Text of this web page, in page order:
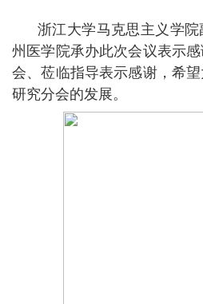
浙江大学马克思主义学
州医学院承办此次会议表示
会、莅临指导表示感谢，希
研究分会的发展。